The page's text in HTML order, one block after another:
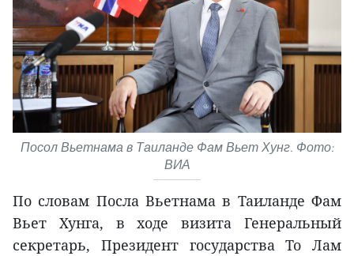
Посол Вьетнама в Таиланде Фам Вьет Хунг. Фото:
ВИА
По словам Посла Вьетнама в Таиланде Фам
Вьет Хунга, в ходе визита Генеральный
секретарь, Президент государства То Лам